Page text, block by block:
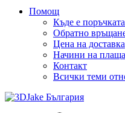
Помощ
Къде е
Обратно
Цена на доставка
Начини на
Контакт
Всички теми